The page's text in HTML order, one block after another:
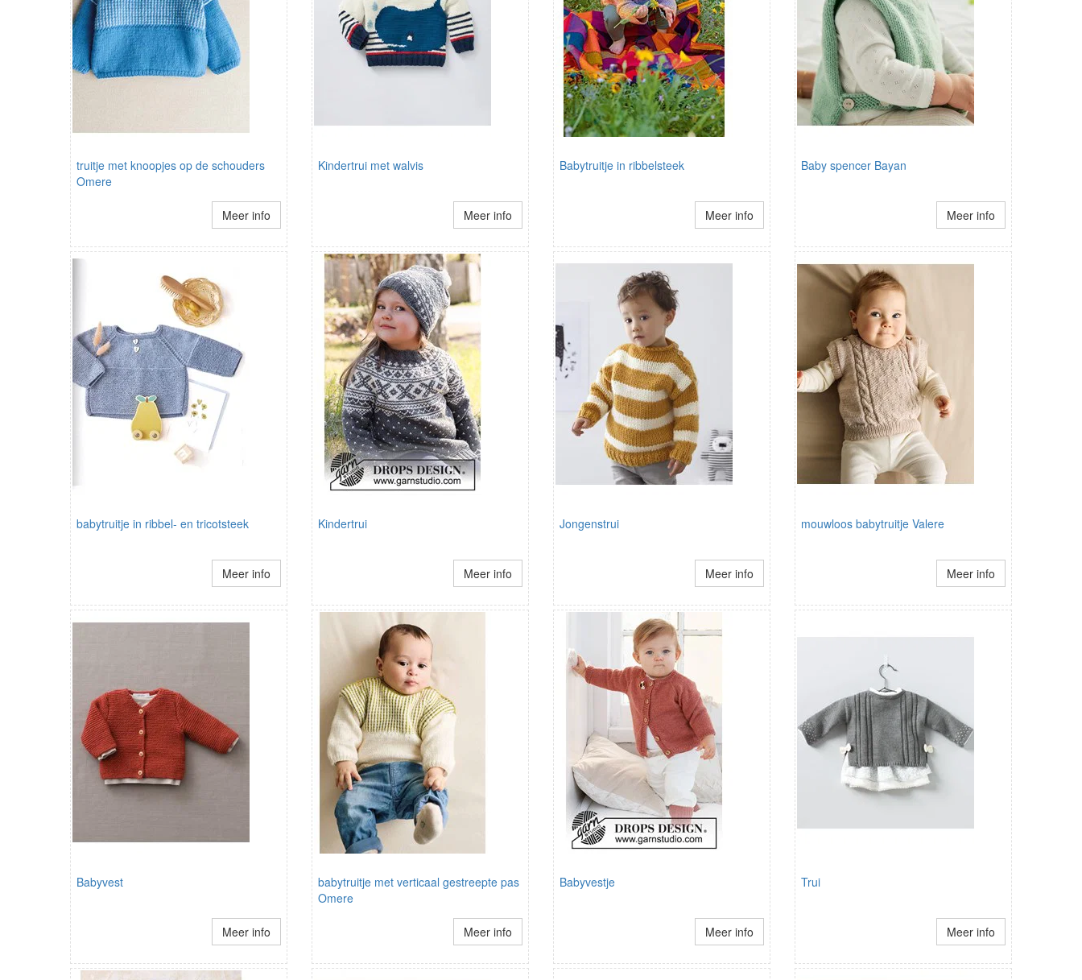
truitje met knoopjes op de schouders
Omere
Meer info
Kindertrui met walvis
Meer info
Babytruitje in ribbelsteek
Meer info
Baby spencer Bayan
Meer info
babytruitje in ribbel- en tricotsteek
Meer info
Kindertrui
Meer info
Jongenstrui
Meer info
mouwloos babytruitje Valere
Meer info
Babyvest
Meer info
babytruitje met verticaal gestreepte pas
Omere
Meer info
Babyvestje
Meer info
Trui
Meer info